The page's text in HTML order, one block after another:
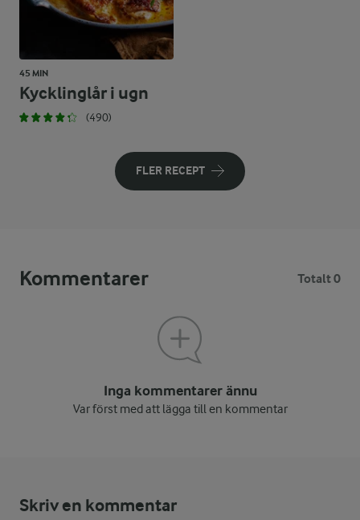
45 MIN
Kycklinglår i ugn
(490)
FLER RECEPT
Kommentarer Totalt 0
Inga kommentarer ännu
Var först med att lägga till en kommentar
Skriv en kommentar